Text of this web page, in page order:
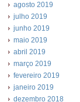
agosto 2019
julho 2019
junho 2019
maio 2019
abril 2019
março 2019
fevereiro 2019
janeiro 2019
dezembro 2018